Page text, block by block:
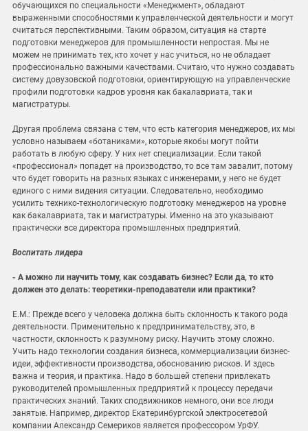
обучающихся по специальности «Менеджмент», обладают
выраженными способностями к управленческой деятельности и могут
считаться перспективными. Таким образом, ситуация на старте
подготовки менеджеров для промышленности непростая. Мы не
можем не принимать тех, кто хочет у нас учиться, но не обладает
профессионально важными качествами. Считаю, что нужно создавать
систему довузовской подготовки, ориентирующую на управленческие
профили подготовки кадров уровня как бакалавриата, так и
магистратуры.
Другая проблема связана с тем, что есть категория менеджеров, их мы
условно называем «ботаниками», которые якобы могут пойти
работать в любую сферу. У них нет специализации. Если такой
«профессионал» попадет на производство, то все там завалит, потому
что будет говорить на разных языках с инженерами, у него не будет
единого с ними видения ситуации. Следовательно, необходимо
усилить технико-технологическую подготовку менеджеров на уровне
как бакалавриата, так и магистратуры. Именно на это указывают
практически все директора промышленных предприятий.
Воспитать лидера
- А можно ли научить тому, как создавать бизнес? Если да, то кто
должен это делать: теоретики-преподаватели или практики?
Е.М.: Прежде всего у человека должна быть склонность к такого рода
деятельности. Применительно к предпринимательству, это, в
частности, склонность к разумному риску. Научить этому сложно.
Учить надо технологии создания бизнеса, коммерциализации бизнес-
идеи, эффективности производства, обоснованию рисков. И здесь
важна и теория, и практика. Надо в большей степени привлекать
руководителей промышленных предприятий к процессу передачи
практических знаний. Таких сподвижников немного, они все люди
занятые. Например, директор Екатеринбургской электросетевой
компании Александр Семериков является профессором УрФУ.